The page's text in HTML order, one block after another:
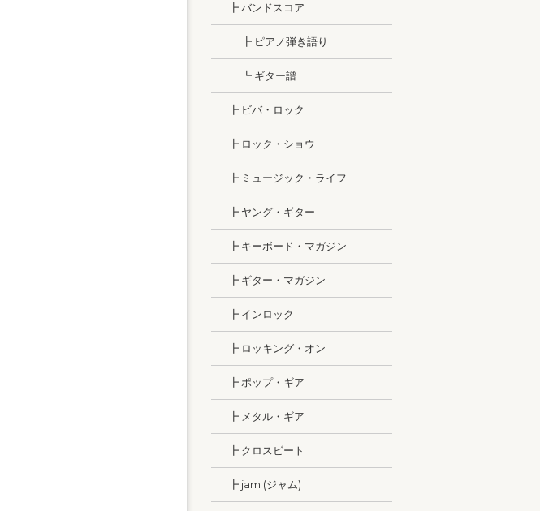
┣ バンドスコア
┣ ピアノ弾き語り
┗ ギター譜
┣ ビバ・ロック
┣ ロック・ショウ
┣ ミュージック・ライフ
┣ ヤング・ギター
┣ キーボード・マガジン
┣ ギター・マガジン
┣ インロック
┣ ロッキング・オン
┣ ポップ・ギア
┣ メタル・ギア
┣ クロスビート
┣ jam (ジャム)